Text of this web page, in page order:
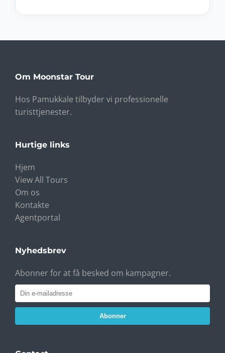
Om Moonstar Tour
Hos Pamukkale tilbyder vi professionelle
turisttjenester.
Hurtige links
Hjem
View All Tours
Om os
Kontakte
Agentportal
Nyhedsbrev
Abonner for at få besked om kampagner.
Abonner